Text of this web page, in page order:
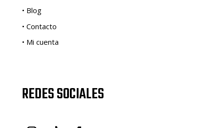
• Blog
• Contacto
• Mi cuenta
REDES SOCIALES